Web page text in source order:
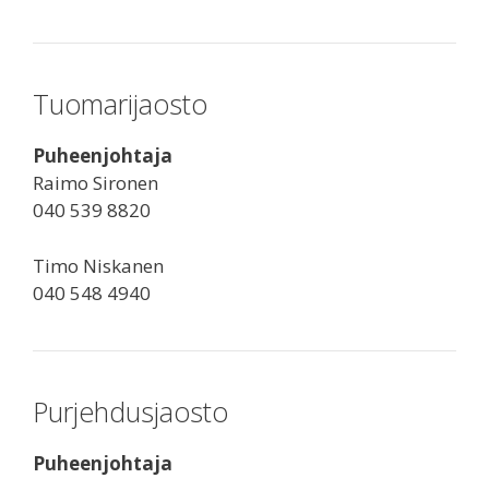
Tuomarijaosto
Puheenjohtaja
Raimo Sironen
040 539 8820
Timo Niskanen
040 548 4940
Purjehdusjaosto
Puheenjohtaja